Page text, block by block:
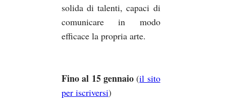
solida di talenti, capaci di
comunicare in modo
efficace la propria arte.
Fino al 15 gennaio(il sito
per iscriversi)